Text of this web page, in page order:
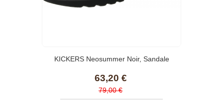
KICKERS Neosummer Noir, Sandale
63,20 €
79,00 €